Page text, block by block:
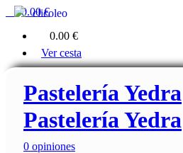
0.00 €
clicoleo
0.00 €
Ver cesta
Pastelería Yedra
Pastelería Yedra
0 opiniones